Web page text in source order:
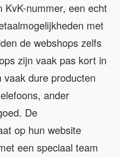
KvK-nummer, een echt
met
de webshops zelfs
zijn vaak pas kort in
dure producten
ander
De
op hun website
een speciaal team